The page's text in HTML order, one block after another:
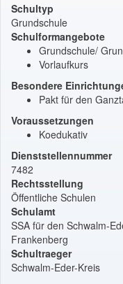
Schultyp
Grundschule
Schulformangebote
Grundschule/
Vorlaufkurs
Besondere
Pakt für den
Voraussetzungen
Koedukativ
Dienststellennummer
7482
Rechtsstellung
Öffentliche Schulen
Schulamt
SSA für den Schwalm-
Frankenberg
Schultraeger
Schwalm-Eder-Kreis